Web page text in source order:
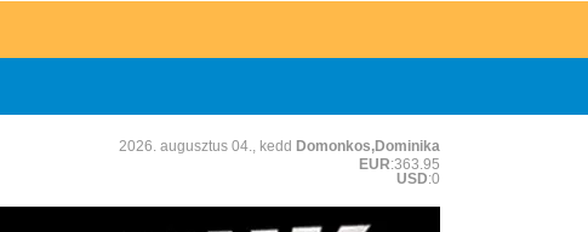
2026. augusztus 04., kedd Domonkos,Dominika
EUR:363.95
USD:0